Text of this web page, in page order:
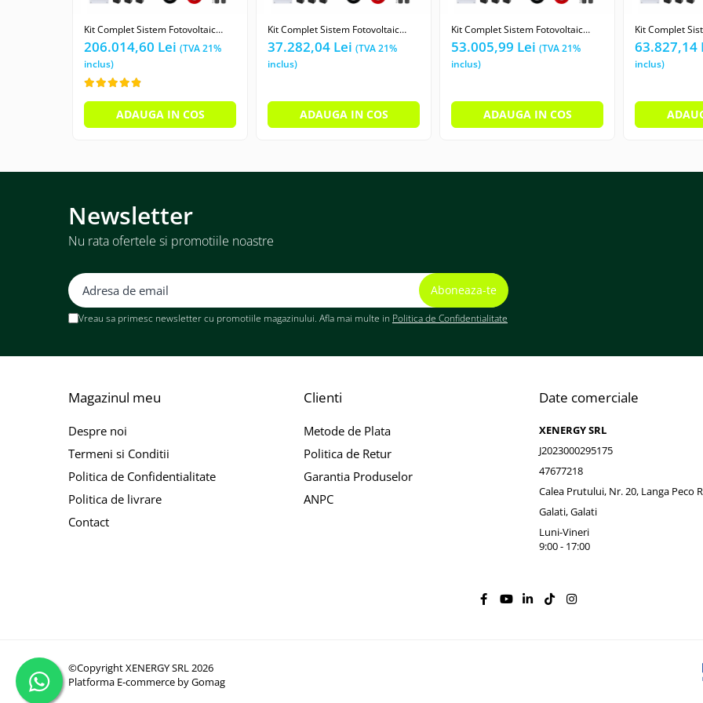
Kit Complet Sistem Fotovoltaic
100kW On-Grid trifazic, Tabla
cutata/Panou sandwich Micro,
Invertor INVT si 141 panouri
fotovoltaice X-energy Longi 710 W
206.014,60 Lei
ADAUGA IN COS
Kit Complet Sistem Fotovoltaic
17kW On-Grid trifazic, Tabla
cutata/Panou sandwich Micro,
Invertor INVT si 24 panouri
37.282,04 Lei
ADAUGA IN COS
Kit Complet Sistem Fotovoltaic
25kW On-Grid trifazic, Tabla
cutata/Panou sandwich Micro,
Invertor INVT si 35 panouri
53.005,99 Lei
ADAUGA IN COS
Kit Complet
30kW On-Grid
cutata/Panou
Invertor INVT si
63.827,14
Newsletter
Nu rata ofertele si promotiile noastre
Vreau sa primesc newsletter cu promotiile magazinului. Afla mai multe in Politica de Confidentialitate
Magazinul meu
Despre noi
Termeni si Conditii
Politica de Confidentialitate
Politica de livrare
Contact
Clienti
Metode de Plata
Politica de Retur
Garantia Produselor
ANPC
Date comerciale
XENERGY SRL
J2023000295175
47677218
Calea Prutului, Nr. 20, Langa Peco
Galati, Galati
Luni-Vineri
9:00 - 17:00
©Copyright XENERGY SRL 2026
Platforma E-commerce by Gomag